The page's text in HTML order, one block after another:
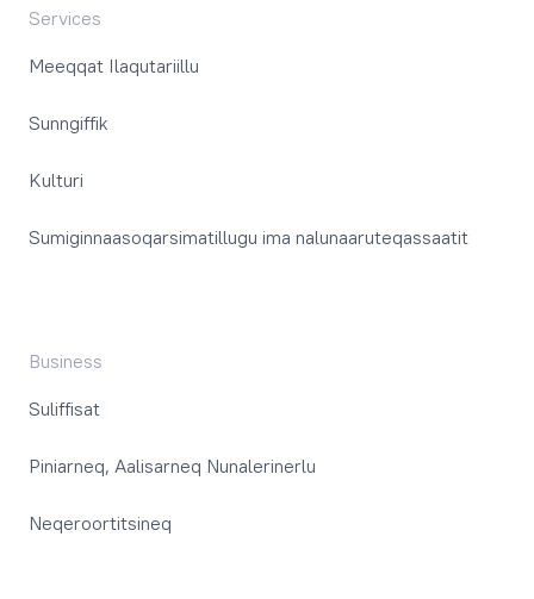
Services
Meeqqat Ilaqutariillu
Sunngiffik
Kulturi
Sumiginnaasoqarsimatillugu ima nalunaaruteqassaatit
Business
Suliffisat
Piniarneq, Aalisarneq Nunalerinerlu
Neqeroortitsineq